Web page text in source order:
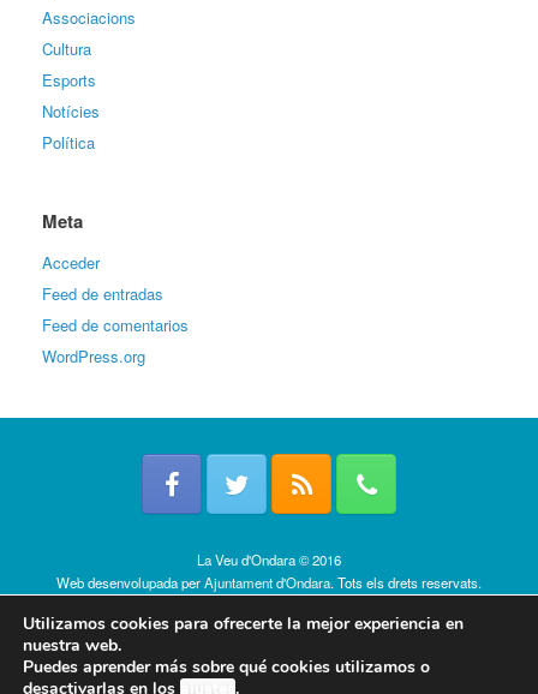
Associacions
Cultura
Esports
Notícies
Política
Meta
Acceder
Feed de entradas
Feed de comentarios
WordPress.org
La Veu d'Ondara © 2016
Web desenvolupada perAjuntament d'Ondara. Tots els drets reservats.
Utilizamos cookies para ofrecerte la mejor experiencia en
nuestra web.
Puedes aprender más sobre qué cookies utilizamos o
desactivarlas en los ajustes.